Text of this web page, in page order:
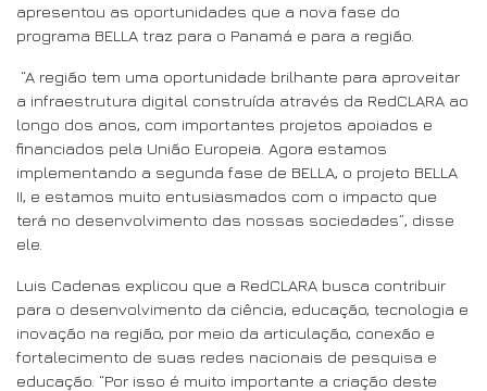
apresentou as oportunidades que a nova fase do
programa BELLA traz para o Panamá e para a região.
“A região tem uma oportunidade brilhante para aproveitar
a infraestrutura digital construída através da RedCLARA ao
longo dos anos, com importantes projetos apoiados e
financiados pela União Europeia. Agora estamos
implementando a segunda fase de BELLA, o projeto BELLA
II, e estamos muito entusiasmados com o impacto que
terá no desenvolvimento das nossas sociedades”, disse
ele.
Luis Cadenas explicou que a RedCLARA busca contribuir
para o desenvolvimento da ciência, educação, tecnologia e
inovação na região, por meio da articulação, conexão e
fortalecimento de suas redes nacionais de pesquisa e
educação. “Por isso é muito importante a criação deste